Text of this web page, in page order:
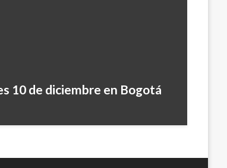
10 de diciembre en Bogotá